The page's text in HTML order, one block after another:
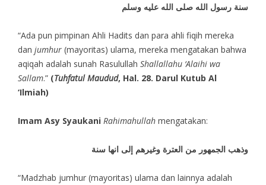
سنة رسول الله صلى الله عليه وسلم
“Ada pun pimpinan Ahli Hadits dan para ahli fiqih mereka
dan jumhur(mayoritas) ulama, mereka mengatakan bahwa
aqiqah adalah sunah Rasulullah Shallallahu ‘Alaihi wa
Sallam.”(Tuhfatul Maudud, Hal. 28. Darul Kutub Al
‘Ilmiah)
Imam Asy Syaukani Rahimahullahmengatakan:
وذهب الجمهور من العترة وغيرهم إلى انها سنة
“Madzhab jumhur (mayoritas) ulama dan lainnya adalah